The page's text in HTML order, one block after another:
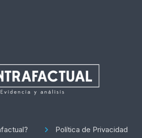
Política de Privacidad